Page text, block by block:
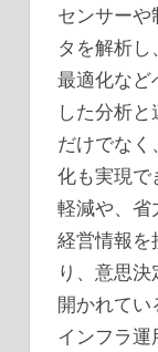
センサーや
タを解析
最適化など
した分析
だけでなく
化も実現で
軽減や、省
経営情報を
り、意思
開かれてい
インフラ